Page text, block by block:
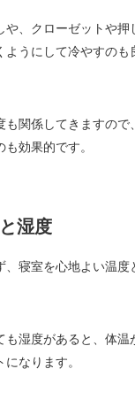
や、クローゼットや
うにして冷やすのも
も関係してきますの
効果的です。
湿度
寝室を心地よい温度
も湿度があると、体
なります。